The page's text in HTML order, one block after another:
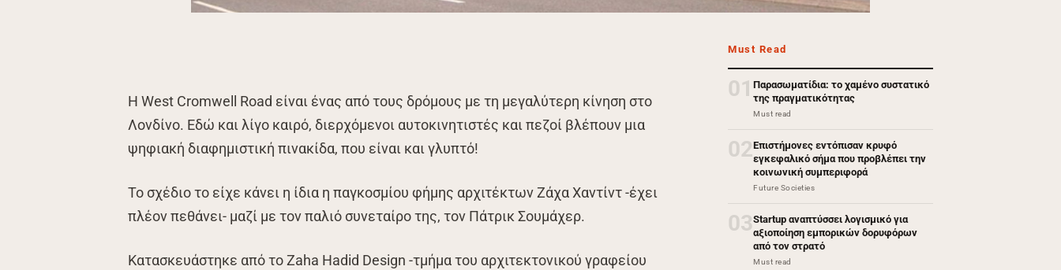
Η West Cromwell Road είναι ένας από τους δρόμους με τη μεγαλύτερη κίνηση στο
Λονδίνο. Εδώ και λίγο καιρό, διερχόμενοι αυτοκινητιστές και πεζοί βλέπουν μια
ψηφιακή διαφημιστική πινακίδα, που είναι και γλυπτό!
Το σχέδιο το είχε κάνει η ίδια η παγκοσμίου φήμης αρχιτέκτων Ζάχα Χαντίντ -έχει
πλέον πεθάνει- μαζί με τον παλιό συνεταίρο της, τον Πάτρικ Σουμάχερ.
Κατασκευάστηκε από το Zaha Hadid Design -τμήμα του αρχιτεκτονικού γραφείου
Must Read
01 Παρασωματίδια: το χαμένο συστατικό
της πραγματικότητας
Must read
02Επιστήμονες εντόπισαν κρυφό
εγκεφαλικό σήμα που προβλέπει την
κοινωνική συμπεριφορά
Future Societies
03Startup αναπτύσσει λογισμικό για
αξιοποίηση εμπορικών δορυφόρων
από τον στρατό
Must read